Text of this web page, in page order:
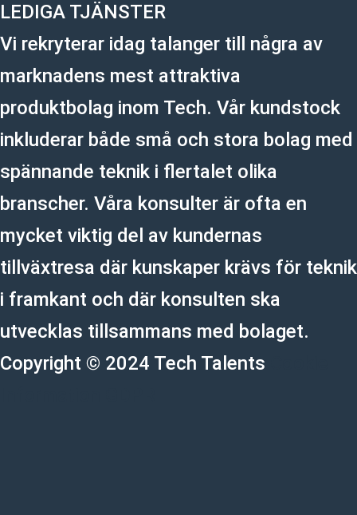
LEDIGA TJÄNSTER
Vi rekryterar idag talanger till några av
marknadens mest attraktiva
produktbolag inom Tech. Vår kundstock
inkluderar både små och stora bolag med
spännande teknik i flertalet olika
branscher. Våra konsulter är ofta en
mycket viktig del av kundernas
tillväxtresa där kunskaper krävs för teknik
i framkant och där konsulten ska
utvecklas tillsammans med bolaget.
Copyright © 2024 Tech Talents